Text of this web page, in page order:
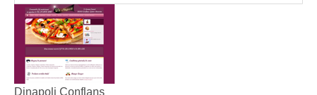
Dinapoli Conflans